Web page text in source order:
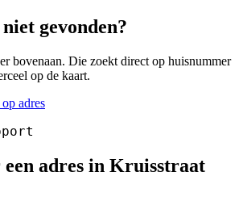
gevonden?
bovenaan. Die zoekt direct op huisnummer
op de kaart.
adres
adres in Kruisstraat